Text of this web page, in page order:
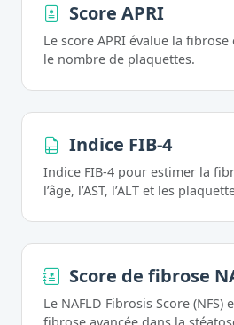
Score APRI
Le score APRI évalue la fibrose
le nombre de plaquettes.
Indice FIB-4
Indice FIB-4 pour estimer la
l’âge, l’AST, l’ALT et les
Score de fibrose
Le NAFLD Fibrosis Score